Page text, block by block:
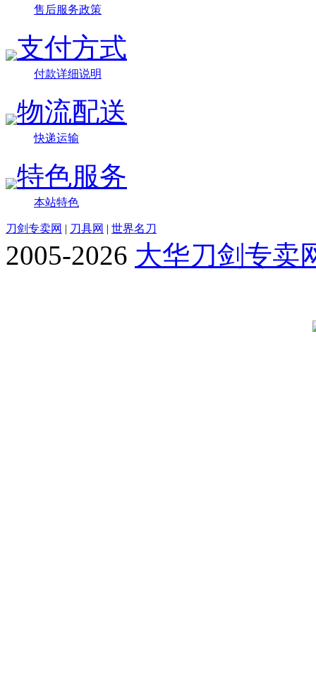
售后服务政策
支付方式
付款详细说明
物流配送
快递运输
特色服务
本站特色
刀剑专卖网 | 刀具网 | 世界名刀
2005-2026 大华刀剑专卖